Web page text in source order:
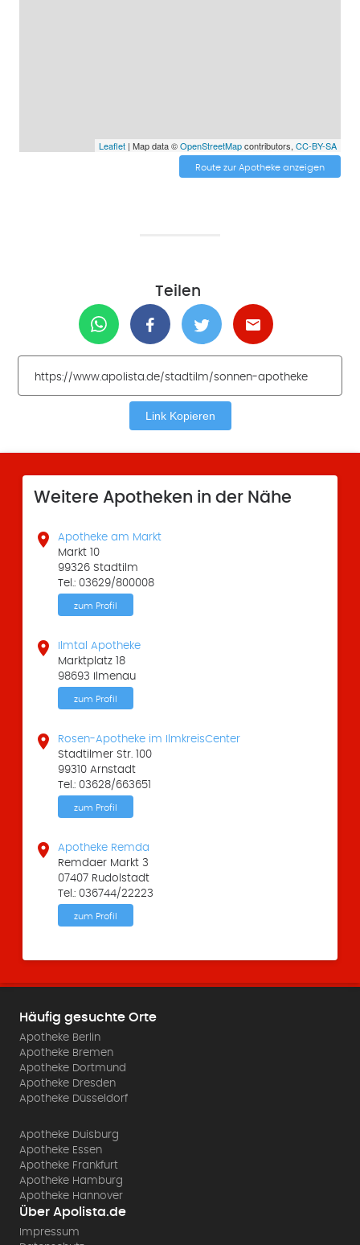
Leaflet| Map data ©OpenStreetMapcontributors, CC-BY-SA
Route zur Apotheke anzeigen
Teilen
Link Kopieren
Weitere Apotheken in der Nähe

Apotheke am Markt
Markt 10
99326 Stadtilm
Tel.: 03629/800008
zum Profil

Ilmtal Apotheke
Marktplatz 18
98693 Ilmenau
zum Profil

Rosen-Apotheke im IlmkreisCenter
Stadtilmer Str. 100
99310 Arnstadt
Tel.: 03628/663651
zum Profil

Apotheke Remda
Remdaer Markt 3
07407 Rudolstadt
Tel.: 036744/22223
zum Profil
Häufig gesuchte Orte
Apotheke Berlin
Apotheke Bremen
Apotheke Dortmund
Apotheke Dresden
Apotheke Düsseldorf
Apotheke Duisburg
Apotheke Essen
Apotheke Frankfurt
Apotheke Hamburg
Apotheke Hannover
Über Apolista.de
Impressum